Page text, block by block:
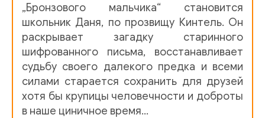
01_12_Snova o fregate «Rafail»
01_13_Parohod «Admiral Nahimov»
02_01_Dzhozef Konrad i muzyka
02_02_Geroi i ne geroi
„Бронзового мальчика“ становится
школьник Даня, по прозвищу Кинтель. Он
раскрывает загадку старинного
шифрованного письма, восстанавливает
судьбу своего далекого предка и всеми
силами старается сохранить для друзей
хотя бы крупицы человечности и доброты
в наше циничное время…